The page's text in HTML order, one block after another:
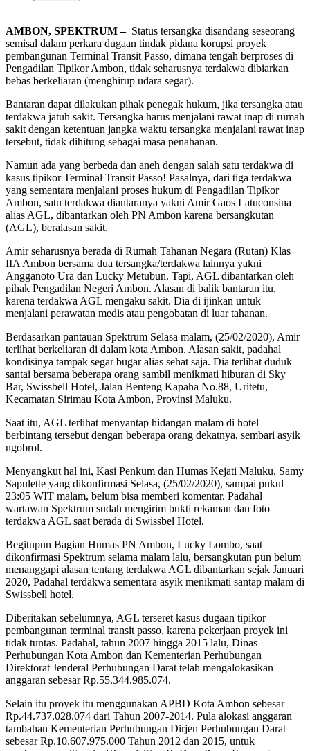
AMBON, SPEKTRUM –Status tersangka disandang seseorang
semisal dalam perkara dugaan tindak pidana korupsi proyek
pembangunan Terminal Transit Passo, dimana tengah berproses di
Pengadilan Tipikor Ambon, tidak seharusnya terdakwa dibiarkan
bebas berkeliaran (menghirup udara segar).
Bantaran dapat dilakukan pihak penegak hukum, jika tersangka atau
terdakwa jatuh sakit. Tersangka harus menjalani rawat inap di rumah
sakit dengan ketentuan jangka waktu tersangka menjalani rawat inap
tersebut, tidak dihitung sebagai masa penahanan.
Namun ada yang berbeda dan aneh dengan salah satu terdakwa di
kasus tipikor Terminal Transit Passo! Pasalnya, dari tiga terdakwa
yang sementara menjalani proses hukum di Pengadilan Tipikor
Ambon, satu terdakwa diantaranya yakni Amir Gaos Latuconsina
alias AGL, dibantarkan oleh PN Ambon karena bersangkutan
(AGL), beralasan sakit.
Amir seharusnya berada di Rumah Tahanan Negara (Rutan) Klas
IIA Ambon bersama dua tersangka/terdakwa lainnya yakni
Angganoto Ura dan Lucky Metubun. Tapi, AGL dibantarkan oleh
pihak Pengadilan Negeri Ambon. Alasan di balik bantaran itu,
karena terdakwa AGL mengaku sakit. Dia di ijinkan untuk
menjalani perawatan medis atau pengobatan di luar tahanan.
Berdasarkan pantauan Spektrum Selasa malam, (25/02/2020), Amir
terlihat berkeliaran di dalam kota Ambon. Alasan sakit, padahal
kondisinya tampak segar bugar alias sehat saja. Dia terlihat duduk
santai bersama beberapa orang sambil menikmati hiburan di Sky
Bar, Swissbell Hotel, Jalan Benteng Kapaha No.88, Uritetu,
Kecamatan Sirimau Kota Ambon, Provinsi Maluku.
Saat itu, AGL terlihat menyantap hidangan malam di hotel
berbintang tersebut dengan beberapa orang dekatnya, sembari asyik
ngobrol.
Menyangkut hal ini, Kasi Penkum dan Humas Kejati Maluku, Samy
Sapulette yang dikonfirmasi Selasa, (25/02/2020), sampai pukul
23:05 WIT malam, belum bisa memberi komentar. Padahal
wartawan Spektrum sudah mengirim bukti rekaman dan foto
terdakwa AGL saat berada di Swissbel Hotel.
Begitupun Bagian Humas PN Ambon, Lucky Lombo, saat
dikonfirmasi Spektrum selama malam lalu, bersangkutan pun belum
menanggapi alasan tentang terdakwa AGL dibantarkan sejak Januari
2020, Padahal terdakwa sementara asyik menikmati santap malam di
Swissbell hotel.
Diberitakan sebelumnya, AGL terseret kasus dugaan tipikor
pembangunan terminal transit passo, karena pekerjaan proyek ini
tidak tuntas. Padahal, tahun 2007 hingga 2015 lalu, Dinas
Perhubungan Kota Ambon dan Kementerian Perhubungan
Direktorat Jenderal Perhubungan Darat telah mengalokasikan
anggaran sebesar Rp.55.344.985.074.
Selain itu proyek itu menggunakan APBD Kota Ambon sebesar
Rp.44.737.028.074 dari Tahun 2007-2014. Pula alokasi anggaran
tambahan Kementerian Perhubungan Dirjen Perhubungan Darat
sebesar Rp.10.607.975.000 Tahun 2012 dan 2015, untuk